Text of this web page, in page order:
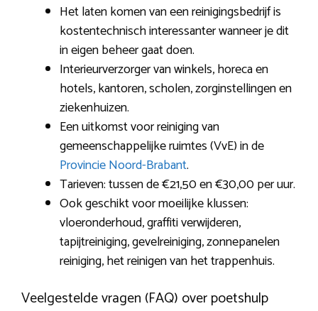
Het laten komen van een reinigingsbedrijf is
kostentechnisch interessanter wanneer je dit
in eigen beheer gaat doen.
Interieurverzorger van winkels, horeca en
hotels, kantoren, scholen, zorginstellingen en
ziekenhuizen.
Een uitkomst voor reiniging van
gemeenschappelijke ruimtes (VvE) in de
Provincie Noord-Brabant.
Tarieven: tussen de €21,50 en €30,00 per uur.
Ook geschikt voor moeilijke klussen:
vloeronderhoud, graffiti verwijderen,
tapijtreiniging, gevelreiniging, zonnepanelen
reiniging, het reinigen van het trappenhuis.
Veelgestelde vragen (FAQ) over poetshulp